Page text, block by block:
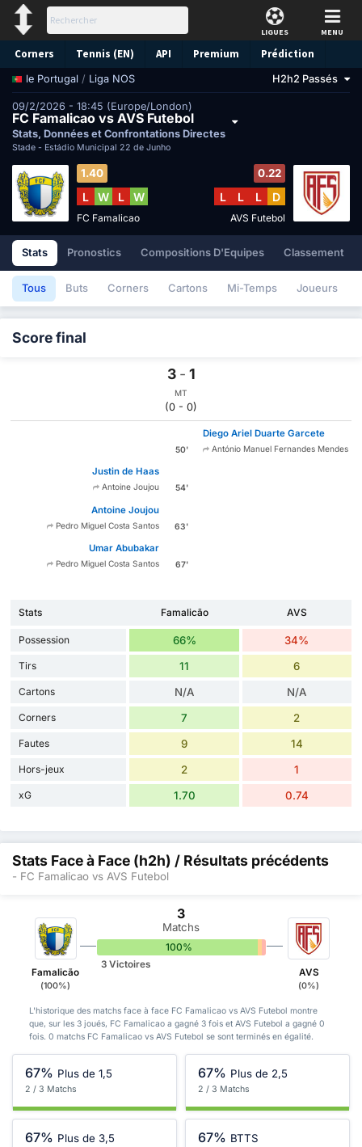
LIGUES MENU
Corners Tennis (EN) API Premium Prédiction
le Portugal / Liga NOS H2h2 Passés
09/2/2026 - 18:45 (Europe/London)
FC Famalicao vs AVS Futebol
Stats, Données et Confrontations Directes
Stade - Estádio Municipal 22 de Junho
1.40
L W L W
FC Famalicao
0.22
L L L D
AVS Futebol
Stats Pronostics Compositions D'Equipes Classement
Tous Buts Corners Cartons Mi-Temps Joueurs
Score final
3 - 1
MT
(0 - 0)
50'
Diego Ariel Duarte Garcete
António Manuel Fernandes Mendes
Justin de Haas
Antoine Joujou 54'
Antoine Joujou
Pedro Miguel Costa Santos 63'
Umar Abubakar
Pedro Miguel Costa Santos 67'
Stats Famalicão AVS
Possession 66% 34%
Tirs 11 6
Cartons N/A N/A
Corners 7 2
Fautes 9 14
Hors-jeux 2 1
xG 1.70 0.74
Stats Face à Face (h2h) / Résultats précédents
- FC Famalicao vs AVS Futebol
Famalicão
(100%)
3
Matchs
100% 0%
0%
3 Victoires
AVS
(0%)
L'historique des matchs face à face FC Famalicao vs AVS Futebol montre
que, sur les 3 joués, FC Famalicao a gagné 3 fois et AVS Futebol a gagné 0
fois. 0 matchs FC Famalicao vs AVS Futebol se sont terminés en égalité.
67% Plus de 1,5
2 / 3 Matchs
67% Plus de 2,5
2 / 3 Matchs
67% Plus de 3,5 67% BTTS